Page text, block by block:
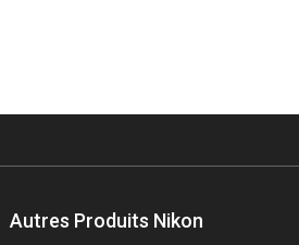
Autres Produits Nikon